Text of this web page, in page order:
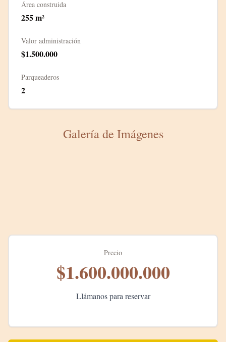
Área construida
255m²
Valor administración
$1.500.000
Parqueaderos
2
Galería de Imágenes
Precio
$1.600.000.000
Llámanos para reservar